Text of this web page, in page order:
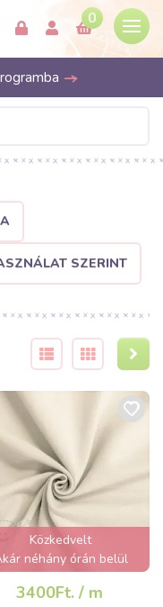
0
SZERINT
Közkedvelt
néhány órán belül
elfogyhat!
3400Ft. / m